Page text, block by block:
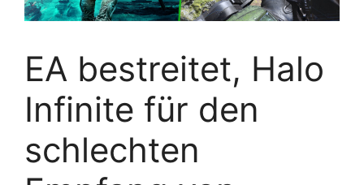
EA bestreitet, Halo
Infinite für den
schlechten